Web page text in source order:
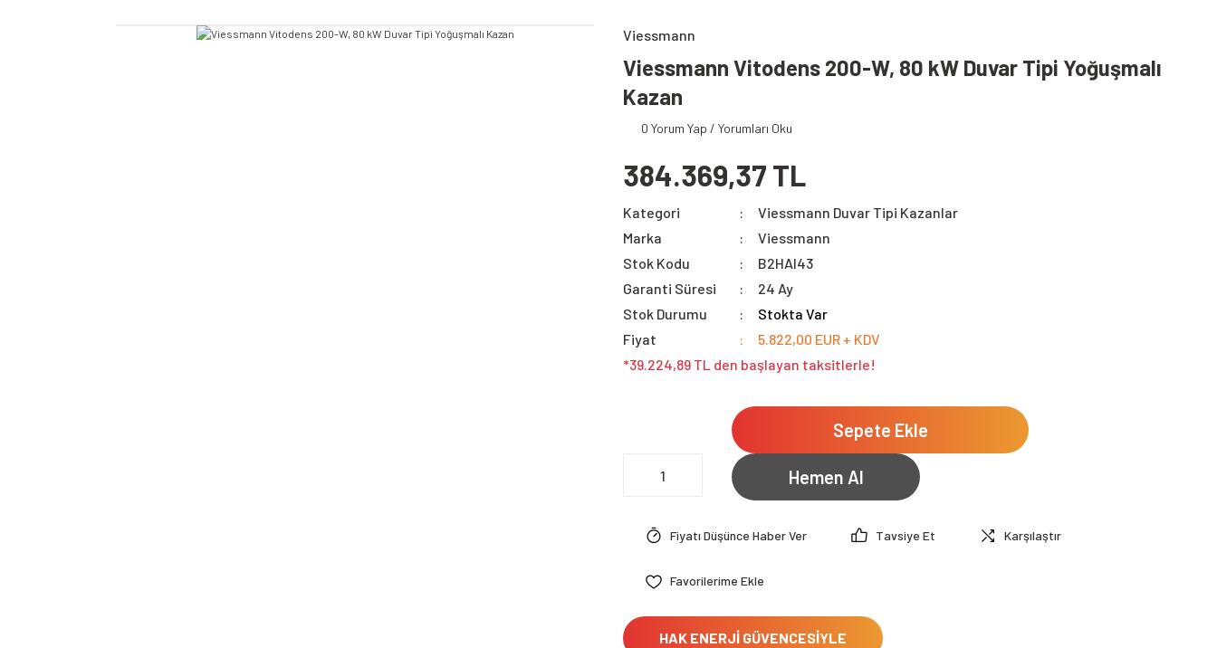
Viessmann
Viessmann Vitodens 200-W, 80 kW Duvar Tipi Yoğuşmalı
Kazan
0 Yorum Yap / Yorumları Oku
384.369,37 TL
Kategori
Viessmann Duvar Tipi Kazanlar
Marka
Viessmann
Stok Kodu
B2HAI43
Garanti Süresi
24 Ay
Stok Durumu
Stokta Var
Fiyat
5.822,00 EUR + KDV
*39.224,89 TL den başlayan taksitlerle!
Sepete Ekle
Hemen Al
Fiyatı Düşünce Haber Ver Tavsiye Et Karşılaştır
HAK ENERJİ GÜVENCESİYLE